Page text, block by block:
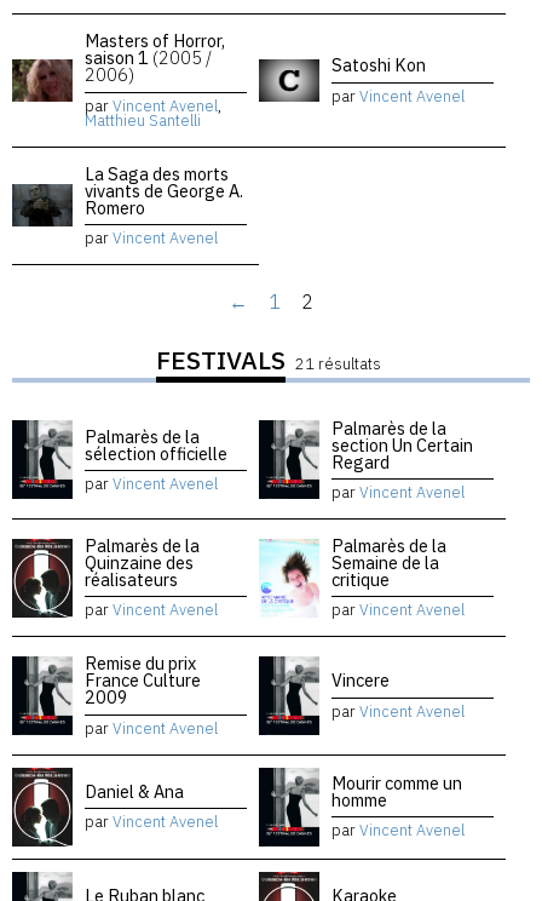
Masters of Horror,
saison 1 (2005 /
2006)
parVincent Avenel,
Matthieu Santelli
Satoshi Kon
parVincent Avenel
La Saga des morts
vivants de George A.
Romero
parVincent Avenel
← 1 2
FESTIVALS 21 résultats
Palmarès de la
sélection officielle
parVincent Avenel
Palmarès de la
section Un Certain
Regard
parVincent Avenel
Palmarès de la
Quinzaine des
réalisateurs
parVincent Avenel
Palmarès de la
Semaine de la
critique
parVincent Avenel
Remise du prix
France Culture
2009
parVincent Avenel
Vincere
parVincent Avenel
Daniel & Ana
parVincent Avenel
Mourir comme un
homme
parVincent Avenel
Le Ruban blanc Karaoke